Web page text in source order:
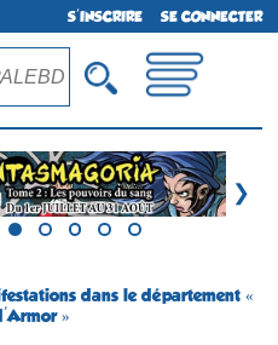
S'INSCRIRE SE CONNECTER
❯
dans le département «
»